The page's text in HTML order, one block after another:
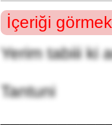
İçeriği
Yerim tabiii ki
Tantuni